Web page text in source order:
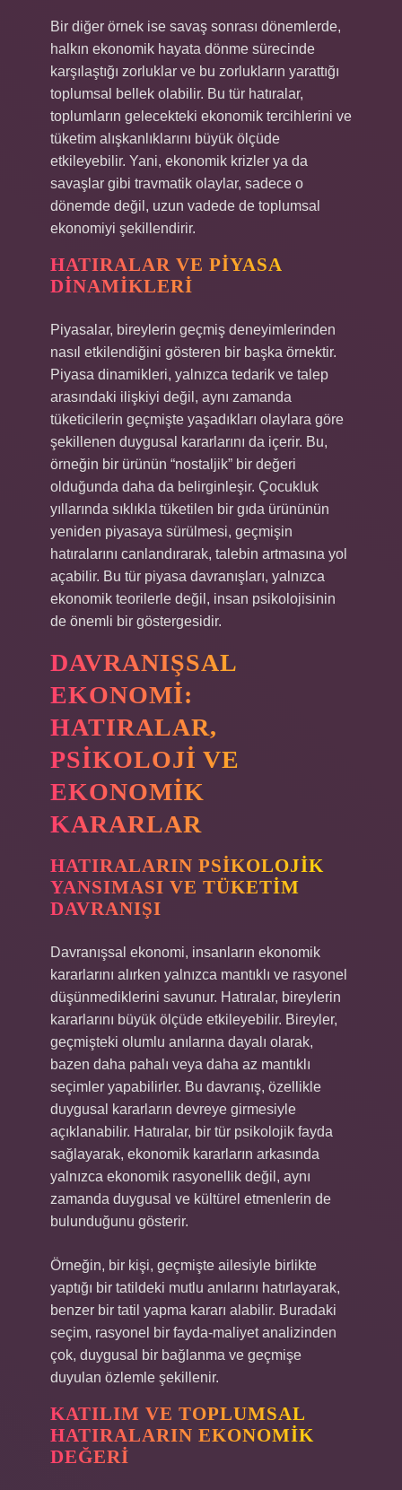
Bir diğer örnek ise savaş sonrası dönemlerde,
halkın ekonomik hayata dönme sürecinde
karşılaştığı zorluklar ve bu zorlukların yarattığı
toplumsal bellek olabilir. Bu tür hatıralar,
toplumların gelecekteki ekonomik tercihlerini ve
tüketim alışkanlıklarını büyük ölçüde
etkileyebilir. Yani, ekonomik krizler ya da
savaşlar gibi travmatik olaylar, sadece o
dönemde değil, uzun vadede de toplumsal
ekonomiyi şekillendirir.
HATIRALAR VE PIYASA
DINAMIKLERI
Piyasalar, bireylerin geçmiş deneyimlerinden
nasıl etkilendiğini gösteren bir başka örnektir.
Piyasa dinamikleri, yalnızca tedarik ve talep
arasındaki ilişkiyi değil, aynı zamanda
tüketicilerin geçmişte yaşadıkları olaylara göre
şekillenen duygusal kararlarını da içerir. Bu,
örneğin bir ürünün “nostaljik” bir değeri
olduğunda daha da belirginleşir. Çocukluk
yıllarında sıklıkla tüketilen bir gıda ürününün
yeniden piyasaya sürülmesi, geçmişin
hatıralarını canlandırarak, talebin artmasına yol
açabilir. Bu tür piyasa davranışları, yalnızca
ekonomik teorilerle değil, insan psikolojisinin
de önemli bir göstergesidir.
DAVRANIŞSAL
EKONOMI:
HATIRALAR,
PSIKOLOJI VE
EKONOMIK
KARARLAR
HATIRALARIN PSIKOLOJIK
YANSIMASI VE TÜKETIM
DAVRANIŞI
Davranışsal ekonomi, insanların ekonomik
kararlarını alırken yalnızca mantıklı ve rasyonel
düşünmediklerini savunur. Hatıralar, bireylerin
kararlarını büyük ölçüde etkileyebilir. Bireyler,
geçmişteki olumlu anılarına dayalı olarak,
bazen daha pahalı veya daha az mantıklı
seçimler yapabilirler. Bu davranış, özellikle
duygusal kararların devreye girmesiyle
açıklanabilir. Hatıralar, bir tür psikolojik fayda
sağlayarak, ekonomik kararların arkasında
yalnızca ekonomik rasyonellik değil, aynı
zamanda duygusal ve kültürel etmenlerin de
bulunduğunu gösterir.
Örneğin, bir kişi, geçmişte ailesiyle birlikte
yaptığı bir tatildeki mutlu anılarını hatırlayarak,
benzer bir tatil yapma kararı alabilir. Buradaki
seçim, rasyonel bir fayda-maliyet analizinden
çok, duygusal bir bağlanma ve geçmişe
duyulan özlemle şekillenir.
KATILIM VE TOPLUMSAL
HATIRALARIN EKONOMIK
DEĞERI